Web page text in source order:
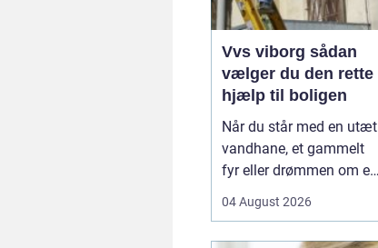
Vvs viborg sådan
vælger du den rette
hjælp til boligen
Når du står med en utæt
vandhane, et gammelt
fyr eller drømmen om et
dygtig VVSer være
04 August 2026